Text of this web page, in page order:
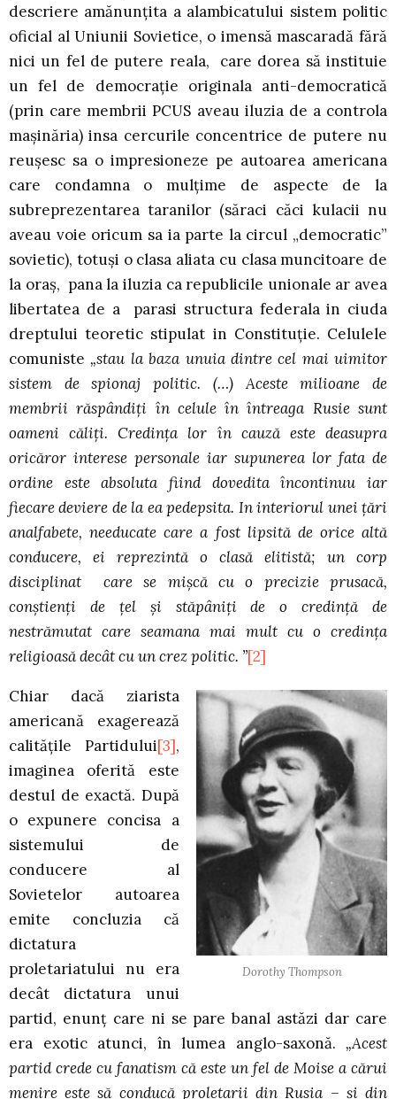
descriere amănunţita a alambicatului sistem politic
oficial al Uniunii Sovietice, o imensă mascaradă fără
nici un fel de putere reala, care dorea să instituie
un fel de democraţie originala anti-democratică
(prin care membrii PCUS aveau iluzia de a controla
maşinăria) insa cercurile concentrice de putere nu
reuşesc sa o impresioneze pe autoarea americana
care condamna o mulţime de aspecte de la
subreprezentarea taranilor (săraci căci kulacii nu
aveau voie oricum sa ia parte la circul „democratic”
sovietic), totuşi o clasa aliata cu clasa muncitoare de
la oraş, pana la iluzia ca republicile unionale ar avea
libertatea de a parasi structura federala in ciuda
dreptului teoretic stipulat in Constituţie. Celulele
comuniste„stau la baza unuia dintre cel mai uimitor
sistem de spionaj politic. (…) Aceste milioane de
membrii răspândiţi în celule în întreaga Rusie sunt
oameni căliţi. Credinţa lor în cauză este deasupra
oricăror interese personale iar supunerea lor fata de
ordine este absoluta fiind dovedita încontinuu iar
fiecare deviere de la ea pedepsita. In interiorul unei ţări
analfabete, needucate care a fost lipsită de orice altă
conducere, ei reprezintă o clasă elitistă; un corp
disciplinat care se mişcă cu o precizie prusacă,
conştienţi de ţel şi stăpâniţi de o credinţă de
nestrămutat care seamana mai mult cu o credinţa
religioasă decât cu un crez politic. ”[2]
Dorothy Thompson
Chiar dacă ziarista
americană exagerează
calităţile Partidului[3],
imaginea oferită este
destul de exactă. După
o expunere concisa a
sistemului de
conducere al
Sovietelor autoarea
emite concluzia că
dictatura
proletariatului nu era
decât dictatura unui
partid, enunţ care ni se pare banal astăzi dar care
era exotic atunci, în lumea anglo-saxonă. „Acest
partid crede cu fanatism că este un fel de Moise a cărui
menire este să conducă proletarii din Rusia – şi din